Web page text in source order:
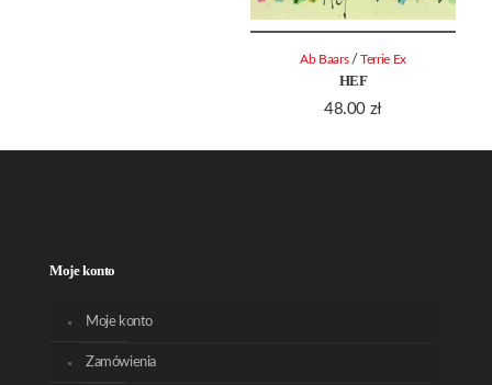
HEF
48.00 zł
Ab Baars / Terrie Ex
Moje konto
Moje konto
Zamówienia